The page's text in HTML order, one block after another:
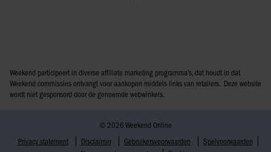
Weekend participeert in diverse affiliate marketing programma’s, dat houdt in dat
Weekend commissies ontvangt voor aankopen middels links van retailers. Deze website
wordt niet gesponsord door de genoemde webwinkels.
© 2026 Weekend Online
Privacy statement
Disclaimer Gebruikersvoorwaarden
Spelvoorwaarden